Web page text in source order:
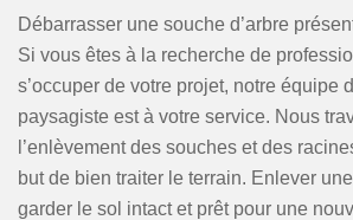
Débarrasser une souche d’arbre
Si vous êtes à la recherche de
s’occuper de votre projet, notre équipe
paysagiste est à votre service. Nous
l’enlèvement des souches et des
but de bien traiter le terrain. Enlever
garder le sol intact et prêt pour une